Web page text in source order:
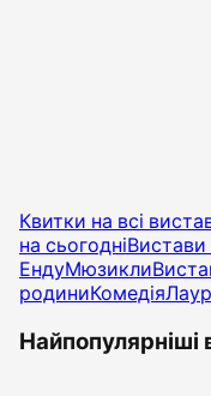
Квитки на всі
на сьогодні
ЕндуМюзикли
родиниКомедія
Найпопулярніші